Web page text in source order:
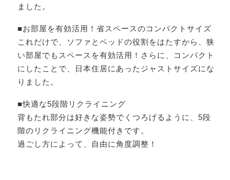
ました。
■お部屋を有効活用！省スペースのコンパクトサイズ
これだけで、ソファとベッドの役割をはたすから、狭
い部屋でもスペースを有効活用！さらに、コンパクト
にしたことで、日本住居にあったジャストサイズにな
りました。
■快適な5段階リクライニング
背もたれ部分は好きな姿勢でくつろげるように、5段
階のリクライニング機能付きです。
過ごし方によって、自由に角度調整！